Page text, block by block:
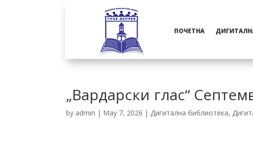
ПОЧЕТНА
„Вардарски глас“
by admin | May 7, 2026 |Дигитална библиотека,